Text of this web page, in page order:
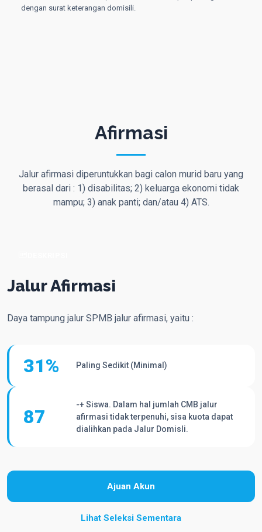
dengan surat keterangan domisili.
Afirmasi
Jalur afirmasi diperuntukkan bagi calon murid baru yang
berasal dari : 1) disabilitas; 2) keluarga ekonomi tidak
mampu; 3) anak panti; dan/atau 4) ATS.
Jalur Afirmasi
Daya tampung jalur SPMB jalur afirmasi, yaitu :
32% Paling Sedikit (Minimal)
92
-+ Siswa. Dalam hal jumlah CMB jalur
afirmasi tidak terpenuhi, sisa kuota dapat
dialihkan pada Jalur Domisli.
Ajuan Akun
Lihat Seleksi Sementara